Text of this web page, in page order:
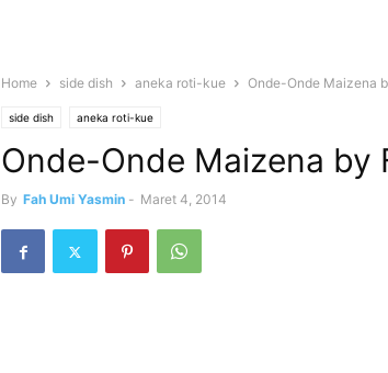
Home side dish aneka roti-kue Onde-Onde Maizena
side dish aneka roti-kue
Onde-Onde Maizena by
By Fah Umi Yasmin - Maret 4, 2014